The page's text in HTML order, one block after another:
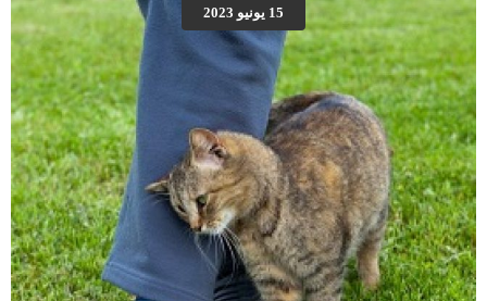
بعض مناطق جسد القطة تساقط الشعر يحدث بشكل محدد ومتساوي ومتشابه بشكل
واضح في بعض الأحيان قد يحدث تساقط الشعر بشكل عشوائي الأماكن التي تتأثر
بتساقط الشعر عادة ما تكون ظهر القطة […]
15 يونيو 2023